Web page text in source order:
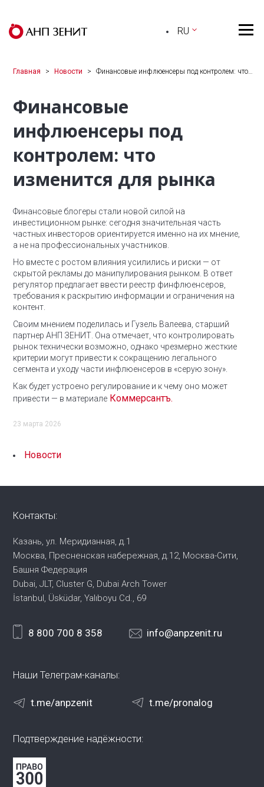
RU
Главная Новости Финансовые инфлюенсеры под контролем: что…
Финансовые
инфлюенсеры под
контролем: что
изменится для рынка
Финансовые блогеры стали новой силой на
инвестиционном рынке: сегодня значительная часть
частных инвесторов ориентируется именно на их мнение,
а не на профессиональных участников.
Но вместе с ростом влияния усилились и риски — от
скрытой рекламы до манипулирования рынком. В ответ
регулятор предлагает ввести реестр финфлюенсеров,
требования к раскрытию информации и ограничения на
контент.
Своим мнением поделилась и Гузель Валеева, старший
партнер АНП ЗЕНИТ. Она отмечает, что контролировать
рынок технически возможно, однако чрезмерно жесткие
критерии могут привести к сокращению легального
сегмента и уходу части инфлюенсеров в «серую зону».
Как будет устроено регулирование и к чему оно может
привести — в материале Коммерсантъ.
23 марта 2026
Новости
Контакты:
Казань, ул. Меридианная, д.1
Москва, Пресненская набережная, д.12, Москва-Сити,
Башня Федерация
Dubai, JLT, Cluster G, Dubai Arch Tower
İstanbul, Üsküdar, Yalıboyu Cd., 69
8 800 700 8 358 info@anpzenit.ru
Наши Телеграм-каналы:
t.me/anpzenit t.me/pronalog
Подтверждение надёжности: